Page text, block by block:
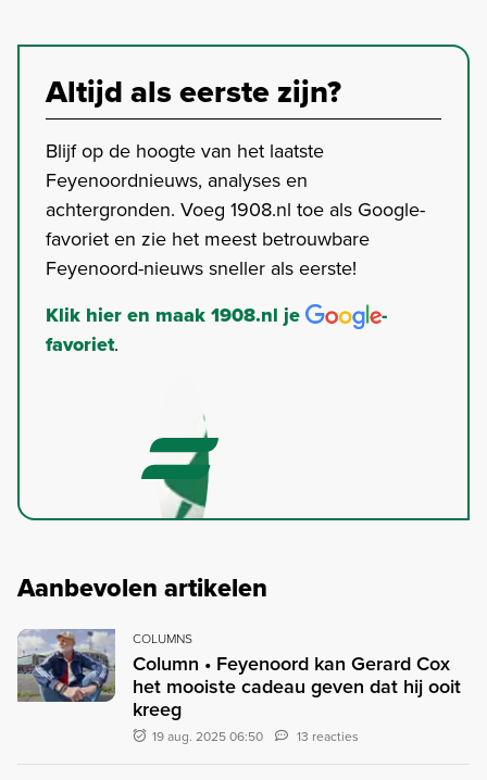
Altijd als eerste zijn?
Blijf op de hoogte van het laatste
Feyenoordnieuws, analyses en
achtergronden. Voeg 1908.nl toe als Google-
favoriet en zie het meest betrouwbare
Feyenoord-nieuws sneller als eerste!
Klik hier en maak 1908.nl je
-
favoriet.
Aanbevolen artikelen
COLUMNS
Column • Feyenoord kan Gerard Cox
het mooiste cadeau geven dat hij ooit
kreeg
19 aug. 2025 06:50 13 reacties